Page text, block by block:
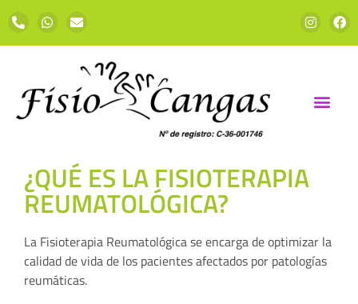
¿QUÉ ES LA FISIOTERAPIA
REUMATOLÓGICA?
La Fisioterapia Reumatológica se encarga de optimizar la
calidad de vida de los pacientes afectados por patologías
reumáticas.